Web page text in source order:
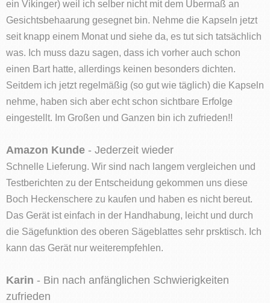
ein Vikinger) weil ich selber nicht mit dem Übermaß an
Gesichtsbehaarung gesegnet bin. Nehme die Kapseln jetzt
seit knapp einem Monat und siehe da, es tut sich tatsächlich
was. Ich muss dazu sagen, dass ich vorher auch schon
einen Bart hatte, allerdings keinen besonders dichten.
Seitdem ich jetzt regelmäßig (so gut wie täglich) die Kapseln
nehme, haben sich aber echt schon sichtbare Erfolge
eingestellt. Im Großen und Ganzen bin ich zufrieden!!
Amazon Kunde - Jederzeit wieder
Schnelle Lieferung. Wir sind nach langem vergleichen und
Testberichten zu der Entscheidung gekommen uns diese
Boch Heckenschere zu kaufen und haben es nicht bereut.
Das Gerät ist einfach in der Handhabung, leicht und durch
die Sägefunktion des oberen Sägeblattes sehr prsktisch. Ich
kann das Gerät nur weiterempfehlen.
Karin - Bin nach anfänglichen Schwierigkeiten
zufrieden